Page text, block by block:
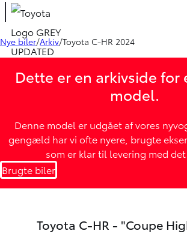
Nye biler Arkiv Toyota C-HR 2024
Dette er en arkivside for
model.
Denne model er udgået af vores
gengæld har vi ofte nyere, brugte
som er klar til levering med det
Brugte biler
Toyota C-HR - "Coupe